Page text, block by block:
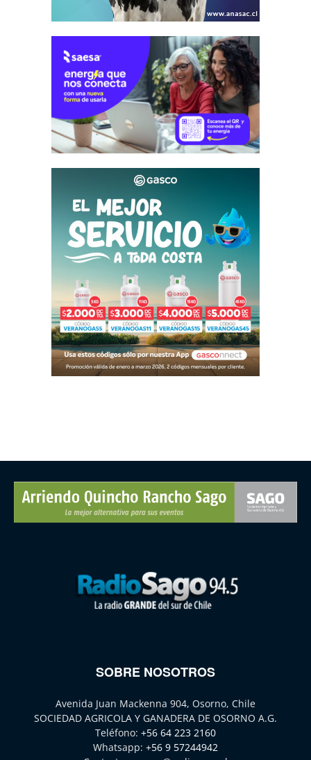
SOBRE NOSOTROS
Avenida Juan Mackenna 904, Osorno, Chile
SOCIEDAD AGRICOLA Y GANADERA DE OSORNO A.G.
Teléfono: +56 64 223 2160
Whatsapp: +56 9 57244942